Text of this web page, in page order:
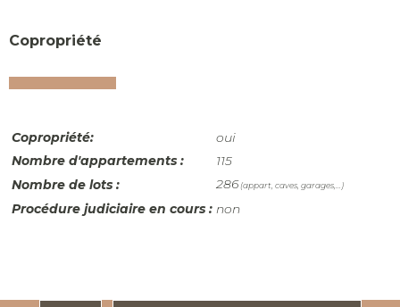
Copropriété
Copropriété:
oui
Nombre d'appartements :
115
Nombre de lots :
286(appart, caves, garages,...)
Procédure judiciaire en cours : non